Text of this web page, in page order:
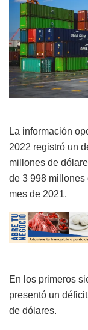
La información
2022 registró un
millones de
de 3 998 millones
mes de 2021.
En los primeros
presentó un
de dólares.